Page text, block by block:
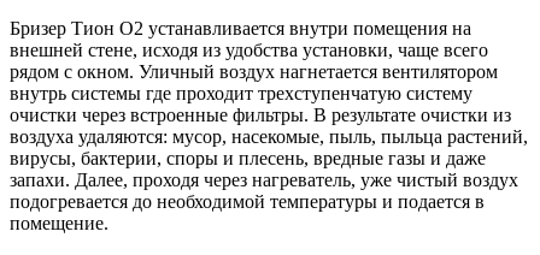
Бризер Тион O2 устанавливается внутри помещения на
внешней стене, исходя из удобства установки, чаще всего
рядом с окном. Уличный воздух нагнетается вентилятором
внутрь системы где проходит трехступенчатую систему
очистки через встроенные фильтры. В результате очистки из
воздуха удаляются: мусор, насекомые, пыль, пыльца растений,
вирусы, бактерии, споры и плесень, вредные газы и даже
запахи. Далее, проходя через нагреватель, уже чистый воздух
подогревается до необходимой температуры и подается в
помещение.